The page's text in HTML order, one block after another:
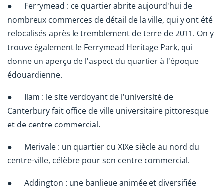
● Ferrymead : ce quartier abrite aujourd'hui de
nombreux commerces de détail de la ville, qui y ont été
relocalisés après le tremblement de terre de 2011. On y
trouve également le Ferrymead Heritage Park, qui
donne un aperçu de l'aspect du quartier à l'époque
édouardienne.
● Ilam : le site verdoyant de l'université de
Canterbury fait office de ville universitaire pittoresque
et de centre commercial.
● Merivale : un quartier du XIXe siècle au nord du
centre-ville, célèbre pour son centre commercial.
● Addington : une banlieue animée et diversifiée